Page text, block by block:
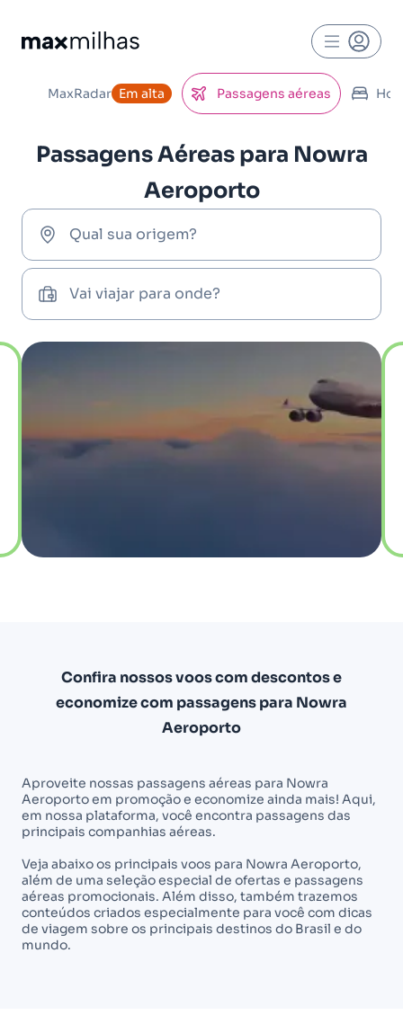
MaxRadar Em alta Passagens aéreas
Passagens Aéreas para Nowra
Aeroporto
Qual sua origem?
Vai viajar para onde?
Confira nossos voos com descontos e
economize com passagens para Nowra
Aeroporto
Aproveite nossas passagens aéreas para Nowra
Aeroporto em promoção e economize ainda mais! Aqui,
em nossa plataforma, você encontra passagens das
principais companhias aéreas.
Veja abaixo os principais voos para Nowra Aeroporto,
além de uma seleção especial de ofertas e passagens
aéreas promocionais. Além disso, também trazemos
conteúdos criados especialmente para você com dicas
de viagem sobre os principais destinos do Brasil e do
mundo.